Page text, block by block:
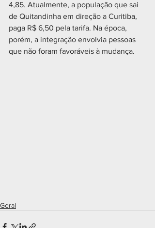
4,85. Atualmente, a população que sai
de Quitandinha em direção a Curitiba,
paga R$ 6,50 pela tarifa. Na época,
porém, a integração envolvia pessoas
que não foram favoráveis à mudança.
Geral